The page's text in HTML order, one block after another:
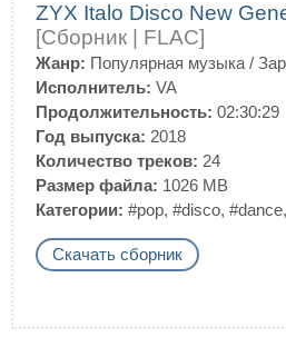
ZYX Italo Disco New
[Сборник | FLAC]
Жанр: Популярная музыка /
Исполнитель: VA
Продолжительность: 02:30:29
Год выпуска: 2018
Количество треков: 24
Размер файла: 1026 MB
Категории: #pop, #disco, #dance,
Скачать сборник